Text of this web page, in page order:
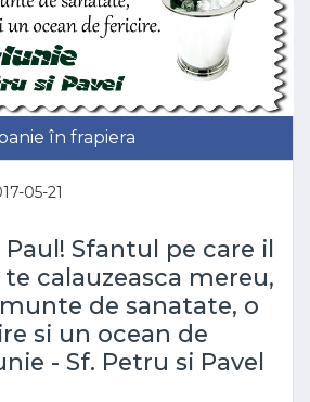
în frapiera
05-21
Sfantul pe care il
calauzeasca mereu,
de sanatate, o
si un ocean de
- Sf. Petru si Pavel